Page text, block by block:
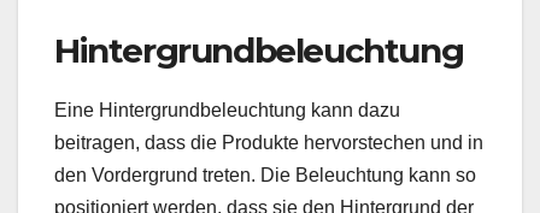
Hintergrundbeleuchtung
Eine Hintergrundbeleuchtung kann dazu
beitragen, dass die Produkte hervorstechen und in
den Vordergrund treten. Die Beleuchtung kann so
positioniert werden, dass sie den Hintergrund der